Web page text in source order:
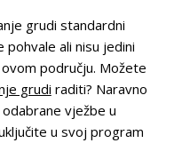
grudi standardni
pohvale ali nisu jedini
području. Možete
grudi raditi? Naravno
vježbe u
u svoj program